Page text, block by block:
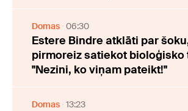
Domas 06:30
Estere Bindre atklāti par
pirmoreiz satiekot bioloģisko
"Nezini, ko viņam pateikt!"
Domas 13:23